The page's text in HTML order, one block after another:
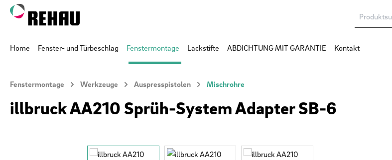
Hauptinhalt springen
Zur Suche springen
Zur Hauptnavigation springen
Home Fenster- und Türbeschlag Fenstermontage Lackstifte ABDICHTUNG MIT GARANTIE Kontakt
Fenstermontage Werkzeuge Auspresspistolen Mischrohre
illbruck AA210 Sprüh-System Adapter SB-6
Bildergalerie überspringen